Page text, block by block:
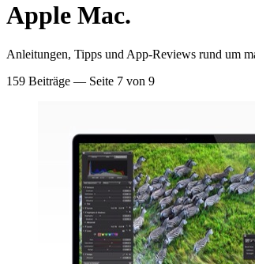
Apple Mac.
Anleitungen, Tipps und App-Reviews rund um
159 Beiträge — Seite 7 von 9